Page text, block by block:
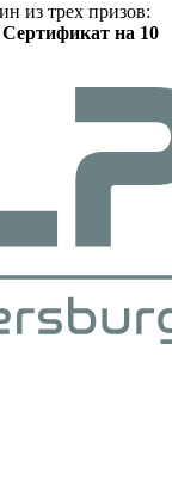
из трех призов:
на 10